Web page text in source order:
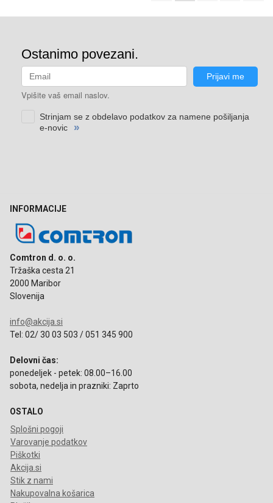
INFORMACIJE
Comtron d. o. o.
Tržaška cesta 21
2000 Maribor
Slovenija
info@akcija.si
Tel: 02/ 30 03 503 / 051 345 900
Delovni čas:
ponedeljek - petek: 08.00–16.00
sobota, nedelja in prazniki: Zaprto
OSTALO
Splošni pogoji
Varovanje podatkov
Piškotki
Akcija.si
Stik z nami
Nakupovalna košarica